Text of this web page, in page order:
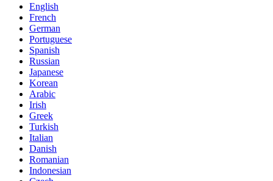
English
French
German
Portuguese
Spanish
Russian
Japanese
Korean
Arabic
Irish
Greek
Turkish
Italian
Danish
Romanian
Indonesian